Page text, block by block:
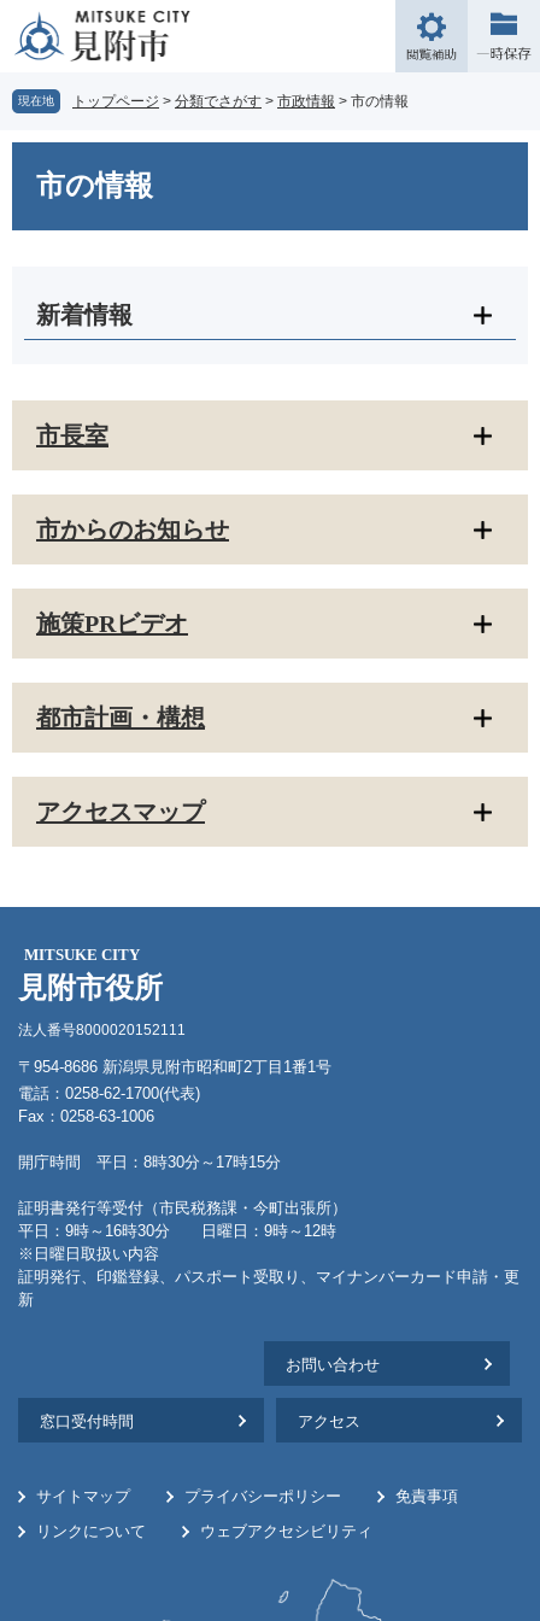
の
先
頭
ー
を
飛
閲
覧
補
現在地 トップページ > 分類でさがす > 市政情報 > 市の情報
市の情報
新着情報
市長室
市からのお知らせ
施策PRビデオ
都市計画・構想
アクセスマップ
MITSUKE CITY
見附市役所
法人番号8000020152111
〒954-8686 新潟県見附市昭和町2丁目1番1号
電話：0258-62-1700(代表)
Fax：0258-63-1006
開庁時間 平日：8時30分～17時15分
証明書発行等受付（市民税務課・今町出張所）
平日：9時～16時30分 日曜日：9時～12時
※日曜日取扱い内容
証明発行、印鑑登録、パスポート受取り、マイナンバーカード申請・更
新
お問い合わせ
窓口受付時間 アクセス
サイトマップ プライバシーポリシー
免責事項
リンクについて
ウェブアクセシビリティ